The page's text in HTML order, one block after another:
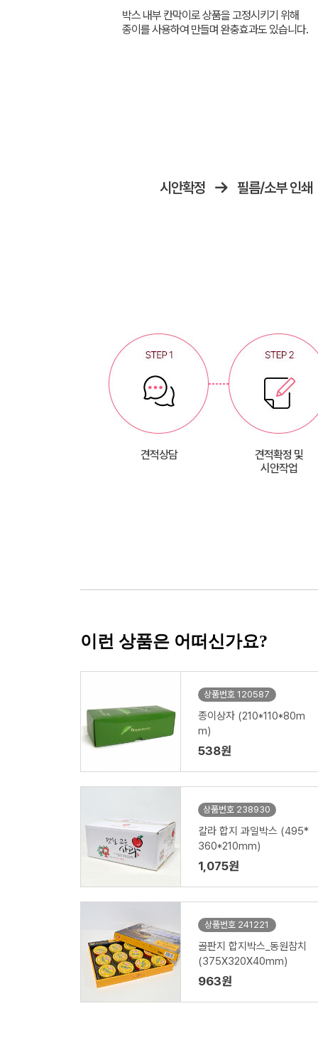
박스 내부 칸막이로 상품을 고정시키기 위해
종이를 사용하여 만들며 완충효과도 있습니다.
시안확정 필름/소부 인쇄
견적상담
견적확정 및
시안작업
이런 상품은 어떠신가요?
상품번호 120587
종이상자 (210*110*80m
m)
538원
상품번호 238930
칼라 합지 과일박스 (495*
360*210mm)
1,075원
상품번호 241221
골판지 합지박스_동원참치
(375X320X40mm)
963원